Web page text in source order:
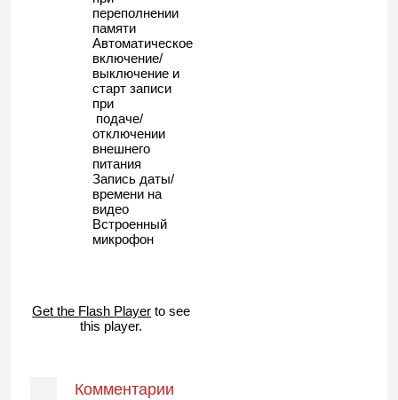
переполнении
памяти
Автоматическое
включение/
выключение и
старт записи
при
подаче/
отключении
внешнего
питания
Запись даты/
времени на
видео
Встроенный
микрофон
Get the Flash Player to see
this player.
Комментарии